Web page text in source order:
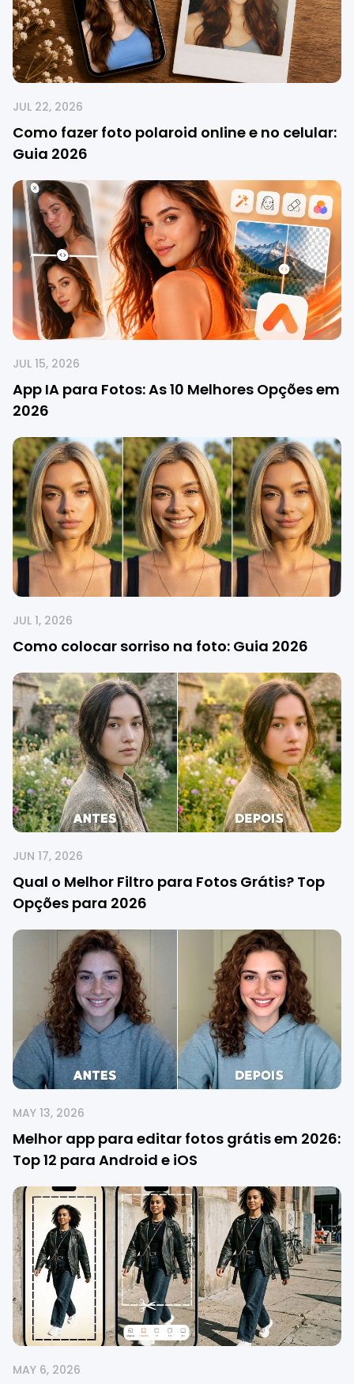
JUL 22, 2026
Como fazer foto polaroid online e no celular:
Guia 2026
JUL 15, 2026
App IA para Fotos: As 10 Melhores Opções em
2026
JUL 1, 2026
Como colocar sorriso na foto: Guia 2026
JUN 17, 2026
Qual o Melhor Filtro para Fotos Grátis? Top
Opções para 2026
MAY 13, 2026
Melhor app para editar fotos grátis em 2026:
Top 12 para Android e iOS
MAY 6, 2026